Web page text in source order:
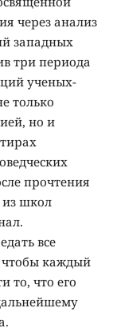
через анализ
западных
три периода
ученых-
только
но и
прочтения
из школ
все
чтобы каждый
то, что его